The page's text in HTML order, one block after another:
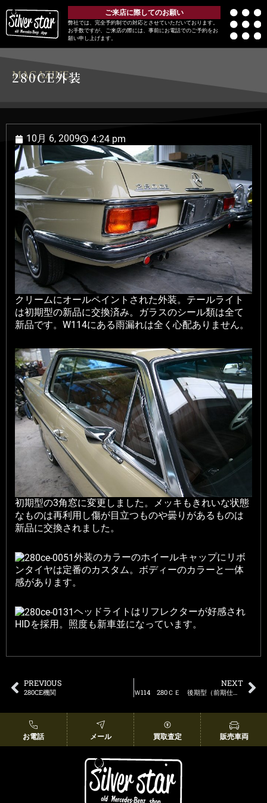
ご来店に際してのお願い
弊社では、完全予約制での対応とさせていただいております。
お手数ですが、ご来店の際には、事前にお電話でのご予約をお
願い申し上げます。
MAGAZINE
280CE外装
10月 6, 2009 4:24 pm
クリームにオールペイントされた外装。テールライト
は初期型の新品に交換済み。ガラスのシール類は全て
新品です。W114にある雨漏れは全く心配ありません。
初期型の3角窓に変更しました。メッキもきれいな状態
なものは再利用し傷が目立つものや曇りがあるものは
新品に交換されました。
外装のカラーのホイールキャップにリボ
ンタイヤは定番のカスタム。ボディーのカラーと一体
感があります。
ヘッドライトはリフレクターが好感され
HIDを採用。照度も新車並になっています。
PREVIOUS
280CE機関
NEXT
Ｗ114 280ＣＥ 後期型（前期仕様）
お電話 メール 買取査定 販売車両